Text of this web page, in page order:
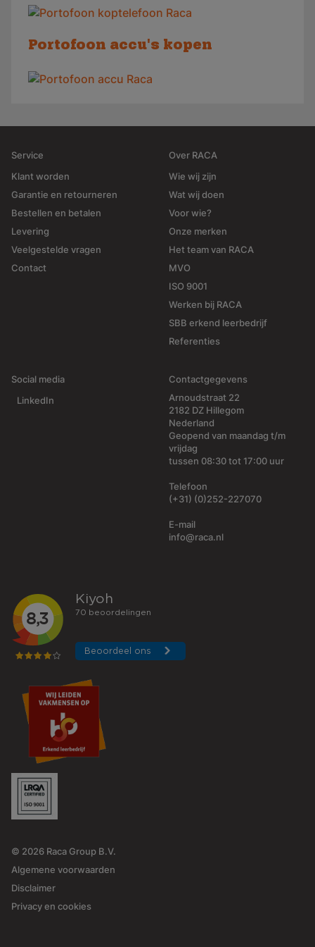
Portofoon accu's kopen
Service
Klant worden
Garantie en retourneren
Bestellen en betalen
Levering
Veelgestelde vragen
Contact
Over RACA
Wie wij zijn
Wat wij doen
Voor wie?
Onze merken
Het team van RACA
MVO
ISO 9001
Werken bij RACA
SBB erkend leerbedrijf
Referenties
Social media
LinkedIn
Contactgegevens
Arnoudstraat 22
2182 DZ Hillegom
Nederland
Geopend van maandag t/m
vrijdag
tussen 08:30 tot 17:00 uur
Telefoon
(+31) (0)252-227070
E-mail
info@raca.nl
© 2026 Raca Group B.V.
Algemene voorwaarden
Disclaimer
Privacy en cookies